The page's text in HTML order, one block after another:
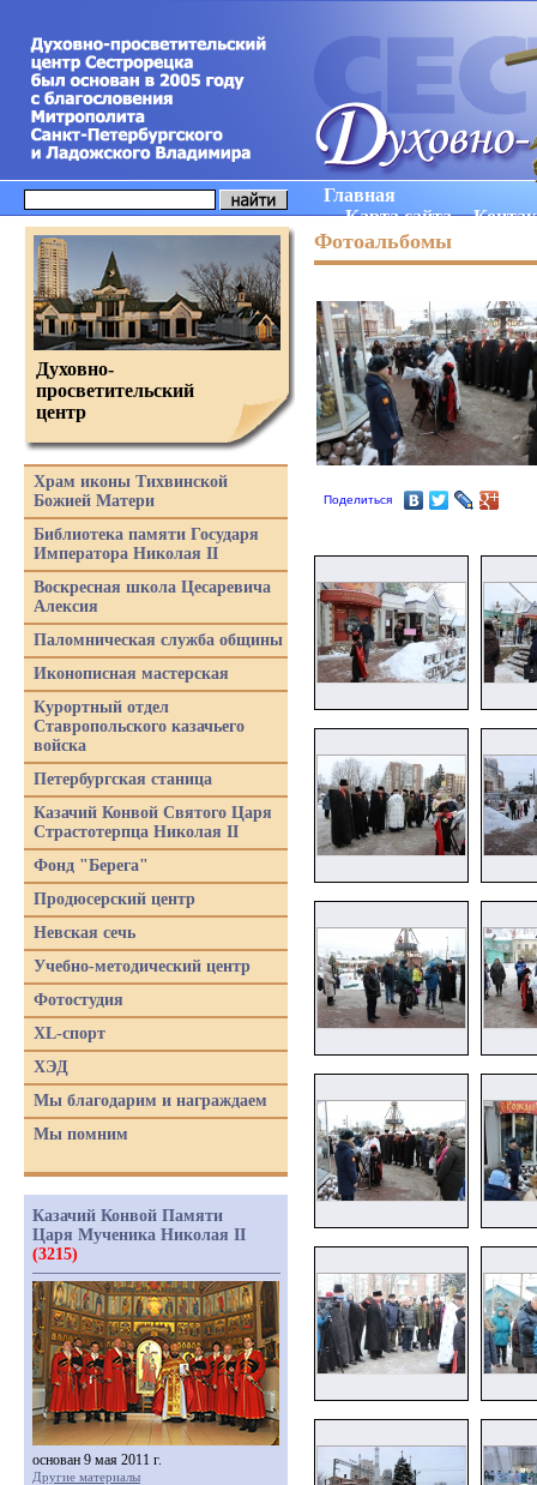
Главная
Карта сайта
Фотоальбомы
Поделиться
Духовно-
просветительский
центр
Храм иконы Тихвинской
Божией Матери
Библиотека памяти Государя
Императора Николая II
Воскресная школа Цесаревича
Алексия
Паломническая служба общины
Иконописная мастерская
Курортный отдел
Ставропольского казачьего
войска
Петербургская станица
Казачий Конвой Святого Царя
Страстотерпца Николая II
Фонд "Берега"
Продюсерский центр
Невская сечь
Учебно-методический центр
Фотостудия
XL-спорт
ХЭД
Мы благодарим и награждаем
Мы помним
Казачий Конвой Памяти
Царя Мученика Николая II
(3215)
основан 9 мая 2011 г.
Другие материалы